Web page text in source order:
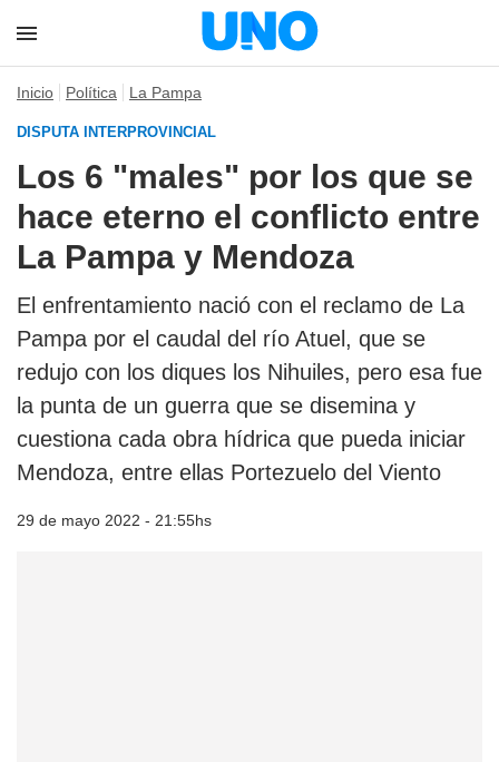
Inicio Política La Pampa
DISPUTA INTERPROVINCIAL
Los 6 "males" por los que se
hace eterno el conflicto entre
La Pampa y Mendoza
El enfrentamiento nació con el reclamo de La
Pampa por el caudal del río Atuel, que se
redujo con los diques los Nihuiles, pero esa fue
la punta de un guerra que se disemina y
cuestiona cada obra hídrica que pueda iniciar
Mendoza, entre ellas Portezuelo del Viento
29 de mayo 2022 - 21:55hs